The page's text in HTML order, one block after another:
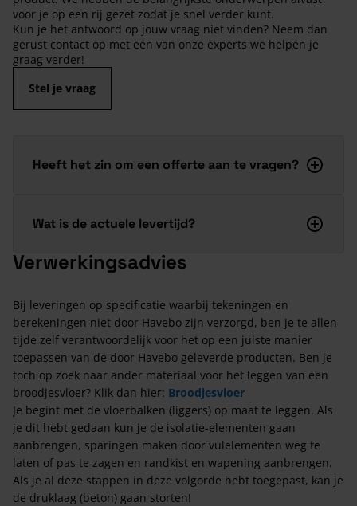
voor je op een rij gezet zodat je snel verder kunt.
Kun je het antwoord op jouw vraag niet vinden? Neem dan
gerust contact op met een van onze experts we helpen je
graag verder!
Stel je vraag
Heeft het zin om een offerte aan te vragen?
Wat is de actuele levertijd?
Verwerkingsadvies
Bij leveringen op specificatie waarbij tekeningen en
berekeningen niet door Havebo zijn verzorgd, ben je te allen
tijde zelf verantwoordelijk voor het op een juiste manier
toepassen van de door Havebo geleverde producten. Ben je
toch op zoek naar ander materiaal voor het leggen van een
broodjesvloer? Klik dan hier: Broodjesvloer
Je begint met de vloerbalken (liggers) op maat te leggen. Als
je dit hebt gedaan kun je de isolatie-elementen gaan
aanbrengen, sparingen maken door vulelementen weg te
laten of pas te zagen en randkist en wapening aanbrengen.
Als je al deze stappen in deze volgorde hebt toegepast, kan je
de druklaag (beton) gaan storten!